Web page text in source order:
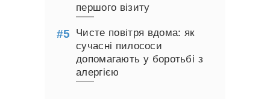
першого візиту
Чисте повітря вдома: як
сучасні пилососи
допомагають у боротьбі з
алергією